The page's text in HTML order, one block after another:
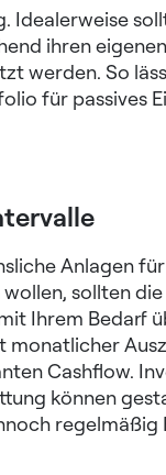
Idealerweise
ihren
werden. So
für passives
Anlagen
sollten die
Ihrem Bedarf
monatlicher
Cashflow.
können
regelmäßig